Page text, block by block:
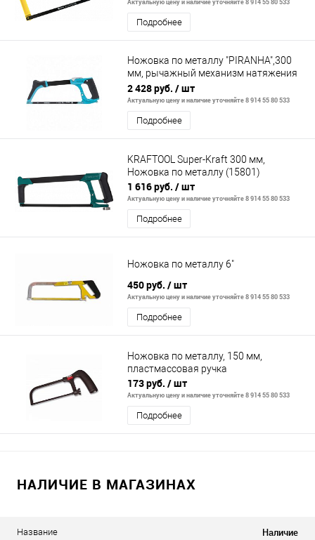
Актуальную цену и наличие уточняйте 8 914 55 80 533
Подробнее
Ножовка по металлу "PIRANHA",300
мм, рычажный механизм натяжения
полотна// Gross
2 428 руб. / шт
Актуальную цену и наличие уточняйте 8 914 55 80 533
Подробнее
KRAFTOOL Super-Kraft 300 мм,
Ножовка по металлу (15801)
1 616 руб. / шт
Актуальную цену и наличие уточняйте 8 914 55 80 533
Подробнее
Ножовка по металлу 6"
450 руб. / шт
Актуальную цену и наличие уточняйте 8 914 55 80 533
Подробнее
Ножовка по металлу, 150 мм,
пластмассовая ручка
173 руб. / шт
Актуальную цену и наличие уточняйте 8 914 55 80 533
Подробнее
НАЛИЧИЕ В МАГАЗИНАХ
Название Наличие